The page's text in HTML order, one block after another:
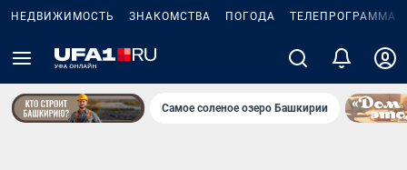
НЕДВИЖИМОСТЬ ЗНАКОМСТВА ПОГОДА ТЕЛЕПРОГРАММА
Самое соленое озеро Башкирии